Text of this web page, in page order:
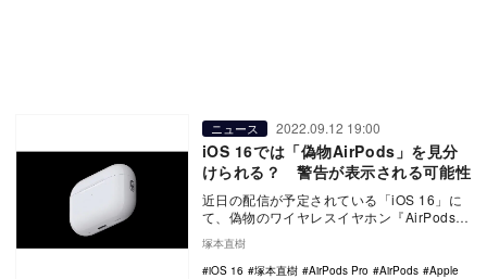
ニュース 2022.09.12 19:00
iOS 16では「偽物AirPods」を見分
けられる？ 警告が表示される可能性
近日の配信が予定されている「iOS 16」に
て、偽物のワイヤレスイヤホン『AirPods』
な…
塚本直樹
iOS 16
塚本直樹 AirPods Pro AirPods Apple